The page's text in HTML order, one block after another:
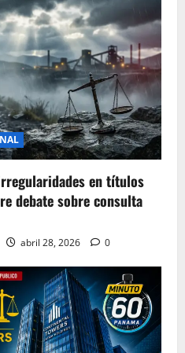
en títulos
debate sobre consulta
abril 28, 2026 0